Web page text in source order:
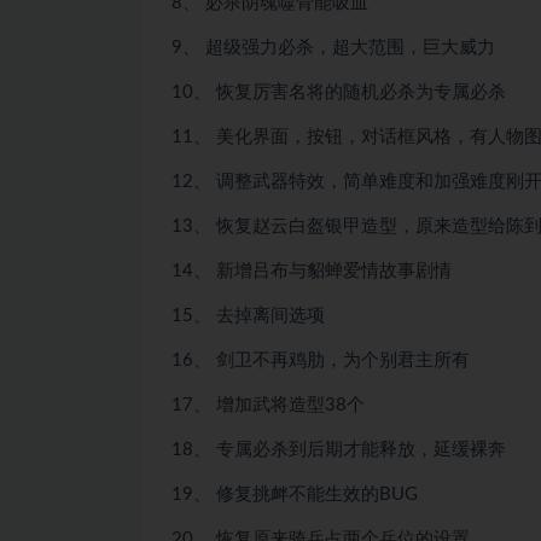
9、 超级强力必杀，超大范围，巨大威力
10、 恢复厉害名将的随机必杀为专属必杀
11、 美化界面，按钮，对话框风格，有人物图
12、 调整武器特效，简单难度和加强难度刚
13、 恢复赵云白盔银甲造型，原来造型给陈
14、 新增吕布与貂蝉爱情故事剧情
15、 去掉离间选项
16、 剑卫不再鸡肋，为个别君主所有
17、 增加武将造型38个
18、 专属必杀到后期才能释放，延缓裸奔
19、 修复挑衅不能生效的BUG